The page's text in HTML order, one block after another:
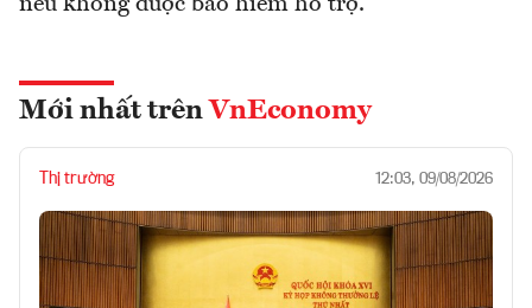
nếu không được bảo hiểm hỗ trợ.
Mới nhất trên VnEconomy
Thị trường 12:03, 09/08/2026